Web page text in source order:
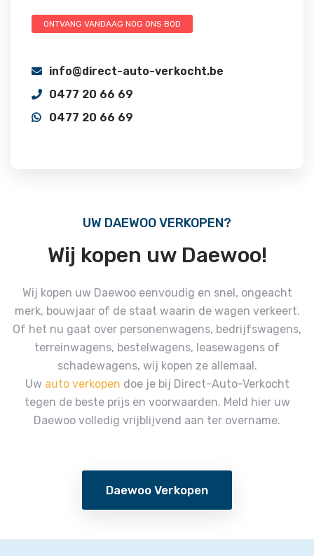
ONTVANG VANDAAG NOG ONS BOD
info@direct-auto-verkocht.be
0477 20 66 69
0477 20 66 69
UW DAEWOO VERKOPEN?
Wij kopen uw Daewoo!
Wij kopen uw Daewoo eenvoudig en snel, ongeacht
merk, bouwjaar of de staat waarin de wagen verkeert.
Of het nu gaat over personenwagens, bedrijfswagens,
terreinwagens, bestelwagens, leasewagens of
schadewagens, wij kopen ze allemaal.
Uw auto verkopen doe je bij Direct-Auto-Verkocht
tegen de beste prijs en voorwaarden. Meld hier uw
Daewoo volledig vrijblijvend aan ter overname.
Daewoo Verkopen